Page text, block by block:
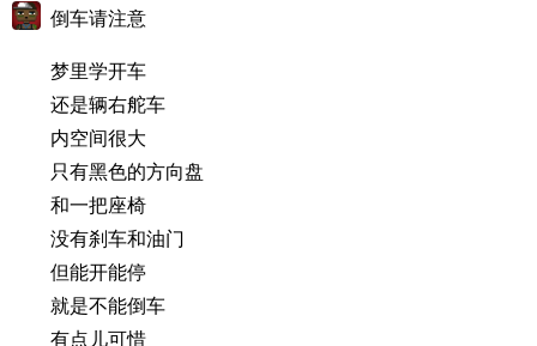
倒车请注意
梦里学开车
还是辆右舵车
内空间很大
只有黑色的方向盘
和一把座椅
没有刹车和油门
但能开能停
就是不能倒车
有点儿可惜